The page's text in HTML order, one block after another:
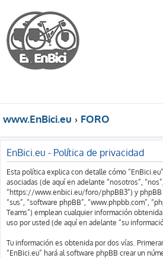
www.EnBici.eu FORO
EnBici.eu - Política de privacidad
Esta política explica con detalle cómo
asociadas (de aquí en adelante “nosotros”,
“https://www.enbici.eu/foro/phpBB3”) y phpBB
“sus”, “software phpBB”, “www.phpbb.com”,
Teams”) emplean cualquier información
uso por usted (de aquí en adelante “su
Tu información es obtenida por dos vías.
“EnBici.eu” hará al software phpBB crear un